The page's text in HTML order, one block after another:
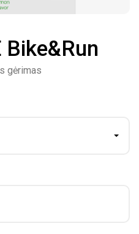
Bike&Run
gėrimas